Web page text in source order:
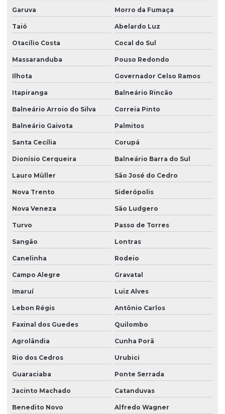
Projeto de fundação de galpão
Projeto de fundação para sobrado
Projeto de grandes vãos para construtoras
Projeto hidraulico alvenaria estrutural
Projeto hidraulico basico
Projeto hidráulico loteamento
Projeto hidráulico predial
Projeto hidráulico residencial
Projeto hidráulico residencial completo
Projeto hidraulico e sanitario
Projeto hidraulico sobrado
Projeto hidrossanitário
Projeto hidrossanitário apartamento
Projeto hidrossanitário em bim
Projeto hidrossanitário hospital
Projeto hidrossanitário loteamento
Projeto hidrossanitário predial
Projeto hidrossanitário de predio
Projeto hidrossanitário residencial
Garuva Morro da Fumaça
Taió Abelardo Luz
Otacílio Costa Cocal do Sul
Massaranduba Pouso Redondo
Ilhota Governador Celso Ramos
Itapiranga Balneário Rincão
Balneário Arroio do Silva Correia Pinto
Balneário Gaivota Palmitos
Santa Cecília Corupá
Dionísio Cerqueira Balneário Barra do Sul
Lauro Müller São José do Cedro
Nova Trento Siderópolis
Nova Veneza São Ludgero
Turvo Passo de Torres
Sangão Lontras
Canelinha Rodeio
Campo Alegre Gravatal
Imaruí Luiz Alves
Lebon Régis Antônio Carlos
Faxinal dos Guedes Quilombo
Agrolândia Cunha Porã
Rio dos Cedros Urubici
Guaraciaba Ponte Serrada
Jacinto Machado Catanduvas
Benedito Novo Alfredo Wagner